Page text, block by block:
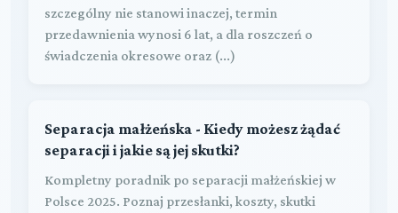
szczególny nie stanowi inaczej, termin
przedawnienia wynosi 6 lat, a dla roszczeń o
świadczenia okresowe oraz (...)
Separacja małżeńska - Kiedy możesz żądać
separacji i jakie są jej skutki?
Kompletny poradnik po separacji małżeńskiej w
Polsce 2025. Poznaj przesłanki, koszty, skutki